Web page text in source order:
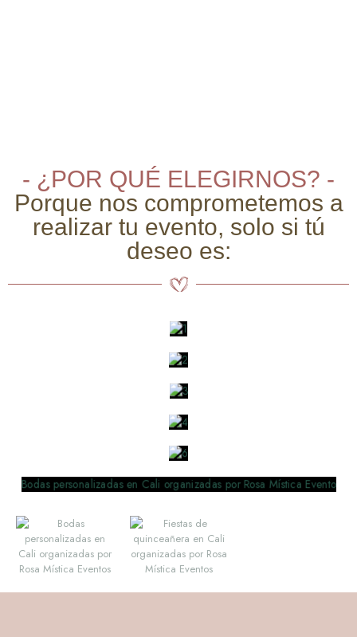
- ¿POR QUÉ ELEGIRNOS? -
Porque nos comprometemos a
realizar tu evento, solo si tú
deseo es: